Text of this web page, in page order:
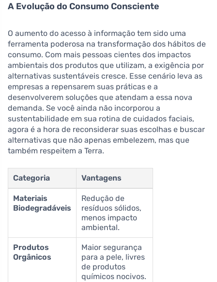
A Evolução do Consumo Consciente
O aumento do acesso à informação tem sido uma
ferramenta poderosa na transformação dos hábitos de
consumo. Com mais pessoas cientes dos impactos
ambientais dos produtos que utilizam, a exigência por
alternativas sustentáveis cresce. Esse cenário leva as
empresas a repensarem suas práticas e a
desenvolverem soluções que atendam a essa nova
demanda. Se você ainda não incorporou a
sustentabilidade em sua rotina de cuidados faciais,
agora é a hora de reconsiderar suas escolhas e buscar
alternativas que não apenas embelezem, mas que
também respeitem a Terra.
Categoria Vantagens
Materiais
Biodegradáveis
Redução de
resíduos sólidos,
menos impacto
ambiental.
Produtos
Orgânicos
Maior segurança
para a pele, livres
de produtos
químicos nocivos.